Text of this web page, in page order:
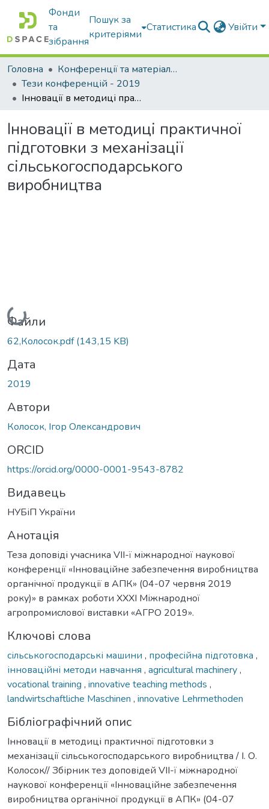
Фонди
та
зібрання
Пошук за
критеріями
Статистика Увійти
Головна
Конференції та матеріали конференцій
Тези конференцій - 2019
Інновації в методиці практичної підготовки з механізації сільськогосподарського виробництва
Інновації в методиці практичної
підготовки з механізації
сільськогосподарського
виробництва
Вантажиться...
Файли
62,Колосок.pdf(143,15 KB)
Дата
2019
Автори
Колосок, Ігор Олександрович
ORCID
https://orcid.org/0000-0001-9543-8782
Видавець
НУБіП України
Анотація
Теза доповіді учасника VІІ-ї міжнародної наукової
конференції «Інноваційне забезпечення виробництва
органічної продукції в АПК» (04-07 червня 2019
року)» в рамках роботи XXXI Міжнародної
агропромислової виставки «АГРО 2019».
Ключові слова
сільськогосподарські машини , професійна підготовка ,
інноваційні методи навчання , agricultural machinery,
vocational training , innovative teaching methods ,
landwirtschaftliche Maschinen , innovative Lehrmethoden
Бібліографічний опис
Інновації в методиці практичної підготовки з
механізації сільськогосподарського виробництва / І. О.
Колосок// Збірник тез доповідей VІІ-ї міжнародної
наукової конференції «Інноваційне забезпечення
виробництва органічної продукції в АПК» (04-07